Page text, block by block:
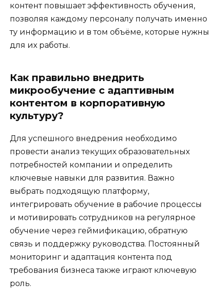
контент повышает эффективность обучения,
позволяя каждому персоналу получать именно
ту информацию и в том объёме, которые нужны
для их работы.
Как правильно внедрить
микрообучение с адаптивным
контентом в корпоративную
культуру?
Для успешного внедрения необходимо
провести анализ текущих образовательных
потребностей компании и определить
ключевые навыки для развития. Важно
выбрать подходящую платформу,
интегрировать обучение в рабочие процессы
и мотивировать сотрудников на регулярное
обучение через геймификацию, обратную
связь и поддержку руководства. Постоянный
мониторинг и адаптация контента под
требования бизнеса также играют ключевую
роль.